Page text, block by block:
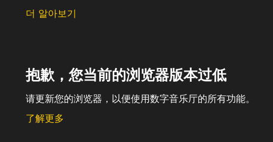
더 알아보기
抱歉，您当前的浏览器版本过低
请更新您的浏览器，以便使用数字音乐厅的所有功能。
了解更多